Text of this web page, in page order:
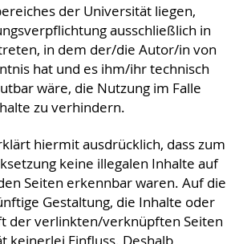
der Universität liegen,
ausschließlich in
in dem der/die Autor/in von
hat und es ihm/ihr technisch
wäre, die Nutzung im Falle
zu verhindern.
hiermit ausdrücklich, dass zum
keine illegalen Inhalte auf
Seiten erkennbar waren. Auf die
Gestaltung, die Inhalte oder
der verlinkten/verknüpften Seiten